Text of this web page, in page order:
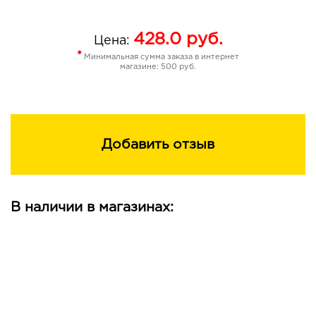
Цена: 428.0руб.
* Минимальная сумма заказа в интернет
магазине: 500 руб.
Добавить отзыв
В наличии в магазинах: